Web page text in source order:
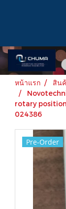
หน้าแรก สิน
rotary
024386
Pre-Order